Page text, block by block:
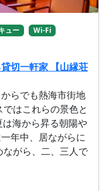
ュー Wi-Fi
切一軒家 【山縁荘
らでも熱海市街地
はこれらの景色と
海から昇る朝陽や
年中、居ながらに
ながら、二、三人で